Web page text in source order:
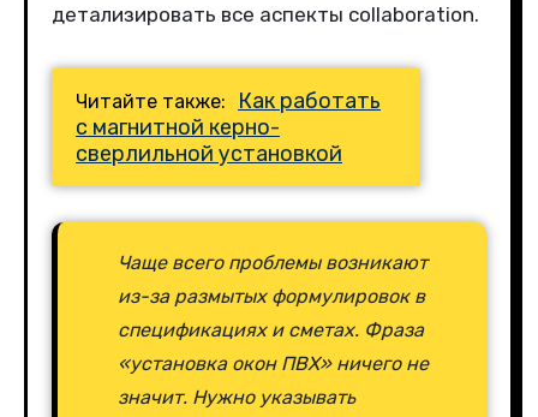
детализировать все аспекты collaboration.
Читайте также:
Как работать
с магнитной керно-
сверлильной установкой
Чаще всего проблемы возникают
из-за размытых формулировок в
спецификациях и сметах. Фраза
«установка окон ПВХ» ничего не
значит. Нужно указывать